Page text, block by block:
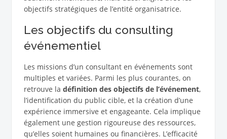
objectifs stratégiques de l’entité organisatrice.
Les objectifs du consulting
événementiel
Les missions d’un consultant en événements sont
multiples et variées. Parmi les plus courantes, on
retrouve la définition des objectifs de l’événement,
l’identification du public cible, et la création d’une
expérience immersive et engageante. Cela implique
également une gestion rigoureuse des ressources,
qu’elles soient humaines ou financières. L’efficacité